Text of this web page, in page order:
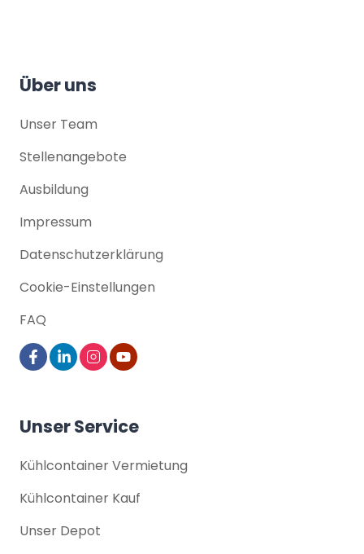
Über uns
Unser Team
Stellenangebote
Ausbildung
Impressum
Datenschutz­erklärung
Cookie-Einstellungen
FAQ
Unser Service
Kühlcontainer Vermietung
Kühlcontainer Kauf
Unser Depot